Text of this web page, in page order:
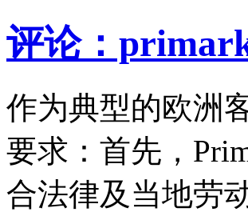
评论：
作为典型的欧洲
要求：首先，
合法律及当地劳